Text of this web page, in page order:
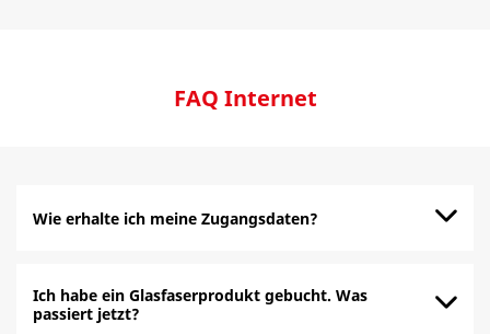
FAQ Internet
Wie erhalte ich meine Zugangsdaten?
Ich habe ein Glasfaserprodukt gebucht. Was
passiert jetzt?